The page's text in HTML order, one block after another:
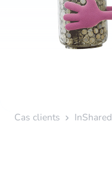
Cas clients InShared